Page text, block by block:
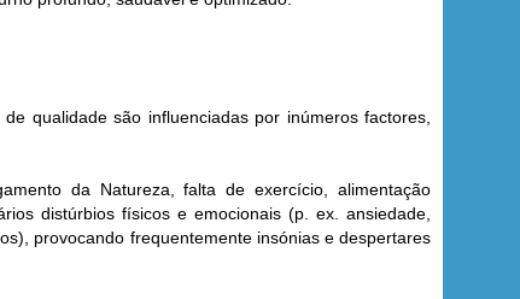
qualidade são influenciadas por inúmeros factores,
da Natureza, falta de exercício, alimentação
distúrbios físicos e emocionais (p. ex. ansiedade,
provocando frequentemente insónias e despertares